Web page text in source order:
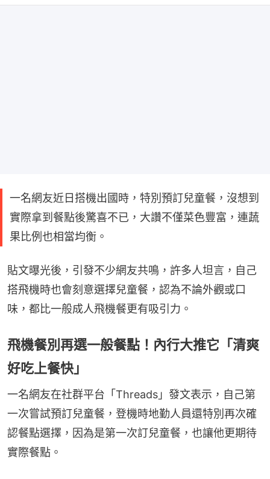
一名網友近日搭機出國時，特別預訂兒童餐，沒想到
實際拿到餐點後驚喜不已，大讚不僅菜色豐富，連蔬
果比例也相當均衡。
貼文曝光後，引發不少網友共鳴，許多人坦言，自己
搭飛機時也會刻意選擇兒童餐，認為不論外觀或口
味，都比一般成人飛機餐更有吸引力。
飛機餐別再選一般餐點！內行大推它「清爽
好吃上餐快」
一名網友在社群平台「Threads」發文表示，自己第
一次嘗試預訂兒童餐，登機時地勤人員還特別再次確
認餐點選擇，因為是第一次訂兒童餐，也讓他更期待
實際餐點。